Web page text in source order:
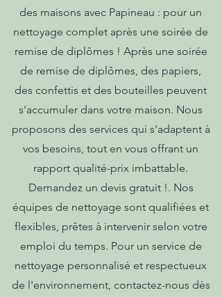
des maisons avec Papineau : pour un
nettoyage complet après une soirée de
remise de diplômes ! Après une soirée
de remise de diplômes, des papiers,
des confettis et des bouteilles peuvent
s'accumuler dans votre maison. Nous
proposons des services qui s'adaptent à
vos besoins, tout en vous offrant un
rapport qualité-prix imbattable.
Demandez un devis gratuit !. Nos
équipes de nettoyage sont qualifiées et
flexibles, prêtes à intervenir selon votre
emploi du temps. Pour un service de
nettoyage personnalisé et respectueux
de l'environnement, contactez-nous dès